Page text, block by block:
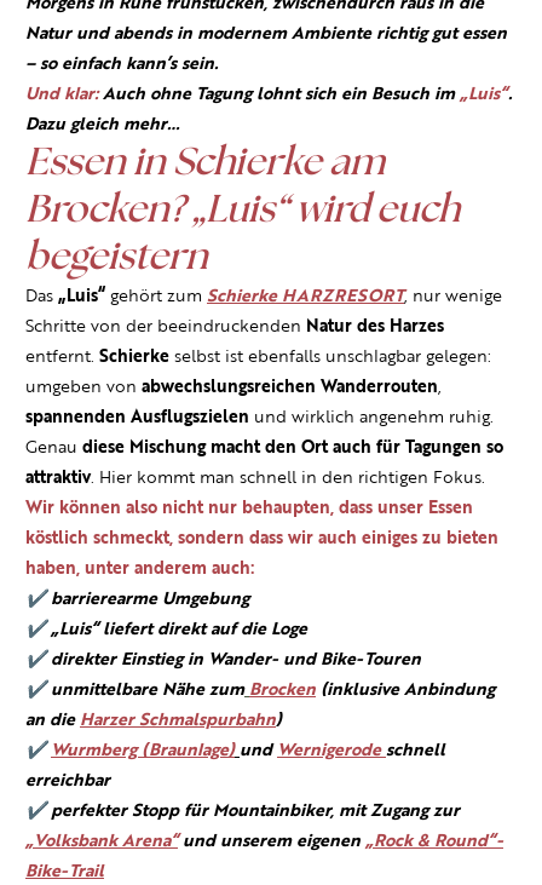
Natur und abends in modernem Ambiente richtig gut essen
– so einfach kann’s sein.
Und klar:Auch ohne Tagung lohnt sich ein Besuch im„Luis“.
Dazu gleich mehr…
Essen in Schierke am
Brocken? „Luis“ wird euch
begeistern
Das „Luis“ gehört zum Schierke HARZRESORT, nur wenige
Schritte von der beeindruckenden Natur des Harzes
entfernt. Schierke selbst ist ebenfalls unschlagbar gelegen:
umgeben von abwechslungsreichen Wanderrouten,
spannenden Ausflugszielen und wirklich angenehm ruhig.
Genau diese Mischung macht den Ort auch für Tagungen so
attraktiv. Hier kommt man schnell in den richtigen Fokus.
Wir können also nicht nur behaupten, dass unser Essen
köstlich schmeckt, sondern dass wir auch einiges zu bieten
haben, unter anderem auch:
✔ barrierearme Umgebung
✔ „Luis“ liefert direkt auf die Loge
✔ direkter Einstieg in Wander- und Bike-Touren
✔ unmittelbare Nähe zum Brocken (inklusive Anbindung
an die Harzer Schmalspurbahn)
✔ Wurmberg (Braunlage) und Wernigerodeschnell
erreichbar
✔ perfekter Stopp für Mountainbiker, mit Zugang zur
„Volksbank Arena“ und unserem eigenen „Rock & Round“-
Bike-Trail